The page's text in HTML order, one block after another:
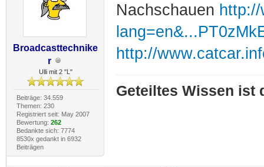
Broadcasttechnike
r
Ulli mit 2 "L"
Beiträge: 34.559
Themen: 230
Registriert seit: May 2007
Bewertung: 262
Bedankte sich: 7774
8530x gedankt in 6932
Beiträgen
Nachschauen
http://
Geteiltes Wissen ist